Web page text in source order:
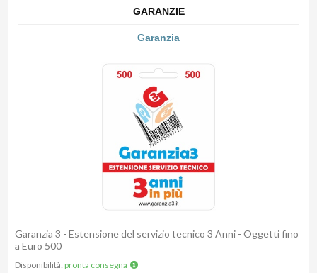
GARANZIE
Garanzia
Garanzia 3 - Estensione del servizio tecnico 3 Anni - Oggetti fino
a Euro 500
Disponibilità: pronta consegna